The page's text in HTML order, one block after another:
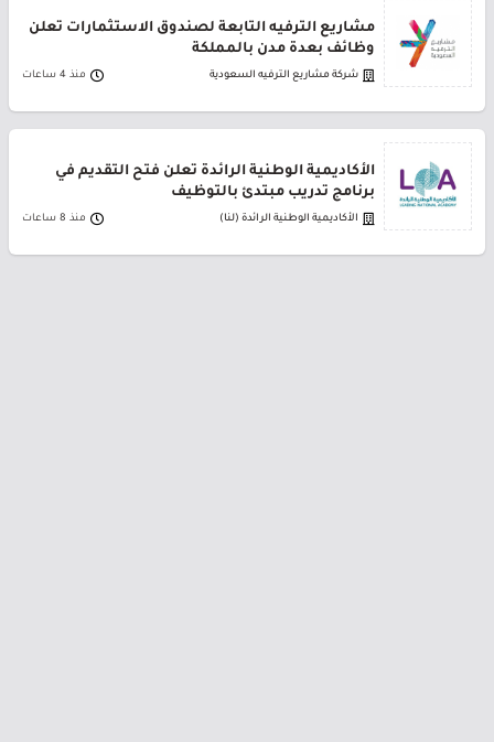
مشاريع الترفيه التابعة لصندوق الاستثمارات تعلن
وظائف بعدة مدن بالمملكة
شركة مشاريع الترفيه السعودية منذ 4 ساعات
الأكاديمية الوطنية الرائدة تعلن فتح التقديم في
برنامج تدريب مبتدئ بالتوظيف
الأكاديمية الوطنية الرائدة (لنا) منذ 8 ساعات